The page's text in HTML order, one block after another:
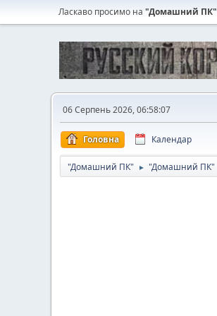
Ласкаво просимо на "Домашний ПК"
06 Серпень 2026, 06:58:07
Головна Календар
"Домашний ПК" ► "Домашний ПК"